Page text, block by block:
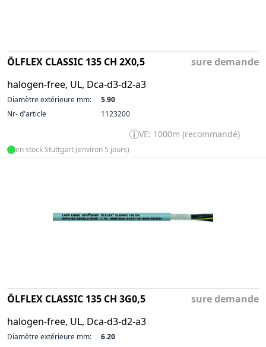
ÖLFLEX CLASSIC 135 CH 2X0,5
halogen-free, UL, Dca-d3-d2-a3
sure demande
Diamètre extérieure mm:
5.90
Nr- d'article
1123200
VE: 1000m (recommandé)
en stock Stuttgart (environ 5 jours)
ÖLFLEX CLASSIC 135 CH 3G0,5
halogen-free, UL, Dca-d3-d2-a3
sure demande
Diamètre extérieure mm:
6.20